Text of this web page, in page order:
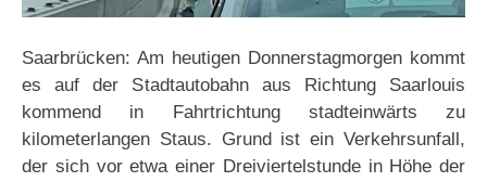
Saarbrücken: Am heutigen Donnerstagmorgen kommt
es auf der Stadtautobahn aus Richtung Saarlouis
kommend in Fahrtrichtung stadteinwärts zu
kilometerlangen Staus. Grund ist ein Verkehrsunfall,
der sich vor etwa einer Dreiviertelstunde in Höhe der